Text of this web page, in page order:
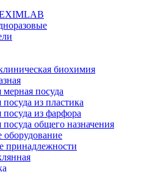
биохимия
мерная посуда
из пластика
посуда из фарфора
посуда общего назначения
оборудование
принадлежности